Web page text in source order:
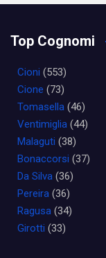
Top Cognomi
Cioni (553)
Cione (73)
Tomasella (46)
Ventimiglia (44)
Malaguti (38)
Bonaccorsi (37)
Da Silva (36)
Pereira (36)
Ragusa (34)
Girotti (33)